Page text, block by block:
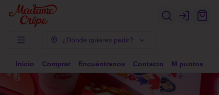
Login
¿Dónde quieres pedir?
Inicio Comprar Encuéntranos Contacto M puntos